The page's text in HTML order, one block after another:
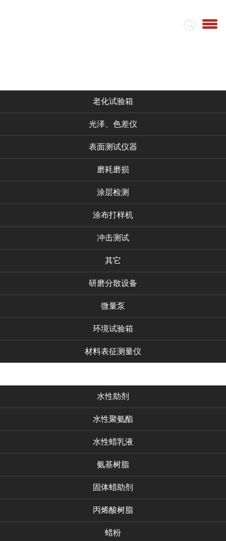
老化试验箱
光泽、色差仪
表面测试仪器
磨耗磨损
涂层检测
涂布打样机
冲击测试
其它
研磨分散设备
微量泵
环境试验箱
材料表征测量仪
水性助剂
水性聚氨酯
水性蜡乳液
氨基树脂
固体蜡助剂
丙烯酸树脂
蜡粉